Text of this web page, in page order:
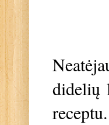
didelių
receptu.